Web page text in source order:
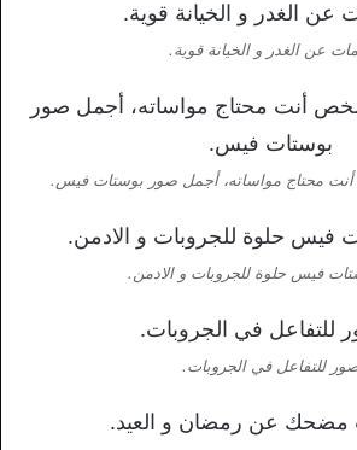
عن الغدر و الخيانة قوية.
محتاج مواساته، أجمل صور بوستات فيس.
فيس حلوة للجروبات و الادمن.
للتفاعل في الجروبات.